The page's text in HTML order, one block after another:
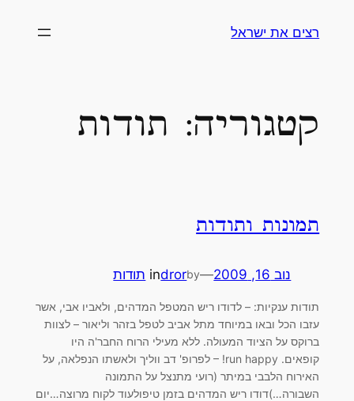
לתוכןרצים את ישראל
קטגוריה: תודות
תמונות ותודות
נוב 16, 2009 —
by
dror
in תודות
תודות ענקיות: – לדודו ריש המטפל המדהים, ולאביו אבי, אשר
עזבו הכל ובאו במיוחד מתל אביב לטפל בזהר וליאור – לצוות
ברוקס על הציוד המעולה. ללא מעילי הרוח החבר'ה היו
קופאים. run happy! – לפרופ' דב ווליך ולאשתו הנפלאה, על
האירוח הלבבי במיתר (רועי מתנצל על התמונה
השבורה…)דודו ריש המדהים בזמן טיפולעוד לקוח מרוצה…יום